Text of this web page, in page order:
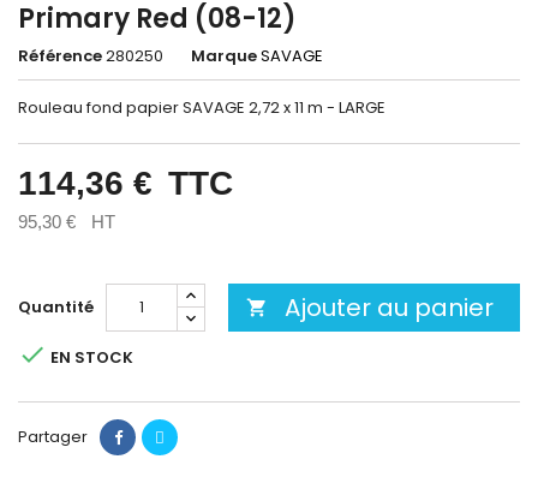
Primary Red (08-12)
Référence280250 MarqueSAVAGE
Rouleau fond papier SAVAGE 2,72 x 11 m - LARGE
114,36 € TTC
95,30 € HT
Quantité  Ajouter au panier
 EN STOCK
Partager